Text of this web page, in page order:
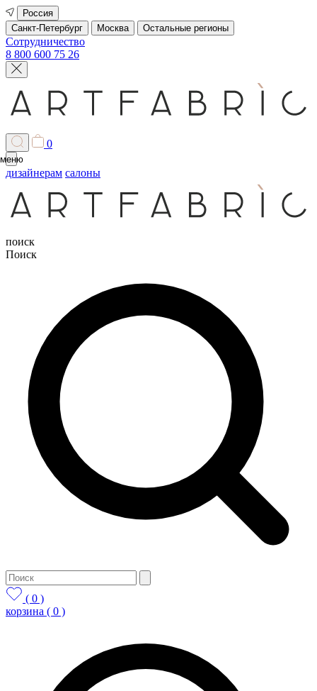
Россия
Санкт-Петербург
Москва Остальные регионы
Сотрудничество
8 800 600 75 26
0
меню
дизайнерам салоны
поиск
Поиск
( 0 )
корзина ( 0 )